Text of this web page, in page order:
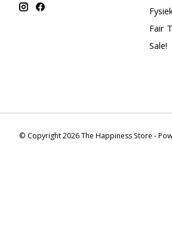
Fair
Sale!
© Copyright 2026 The Happiness Store -